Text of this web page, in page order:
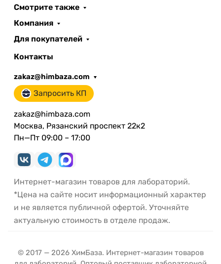
Смотрите также
Компания
Для покупателей
Контакты
zakaz@himbaza.com
Запросить КП
zakaz@himbaza.com
Москва, Рязанский проспект 22к2
Пн—Пт 09:00 – 17:00
Интернет-магазин товаров для лабораторий.
*Цена на сайте носит информационный характер
и не является публичной офертой. Уточняйте
актуальную стоимость в отделе продаж.
© 2017 — 2026 ХимБаза. Интернет-магазин товаров